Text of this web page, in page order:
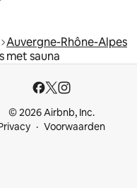
Auvergne-Rhône-Alpes
met sauna
© 2026 Airbnb, Inc.
Voorwaarden